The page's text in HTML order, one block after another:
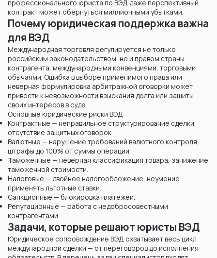
профессионального юриста по ВЭД даже перспективный
контракт может обернуться миллионными убытками.
Почему юридическая поддержка важна
для ВЭД
Международная торговля регулируется не только
российским законодательством, но и правом страны
контрагента, международными конвенциями, торговыми
обычаями. Ошибка в выборе применимого права или
неверная формулировка арбитражной оговорки может
привести к невозможности взыскания долга или защиты
своих интересов в суде.
Основные юридические риски ВЭД:
Контрактные — неправильное структурирование сделки,
отсутствие защитных оговорок.
Валютные — нарушение требований валютного контроля,
штрафы до 100% от суммы операции.
Таможенные — неверная классификация товара, занижение
таможенной стоимости.
Налоговые — двойное налогообложение, неумение
применять льготные ставки.
Санкционные — блокировка платежей.
Репутационные — работа с недобросовестными
контрагентами.
Задачи, которые решают юристы ВЭД
Юридическое сопровождение ВЭД охватывает весь цикл
международной сделки — от переговоров до исполнения